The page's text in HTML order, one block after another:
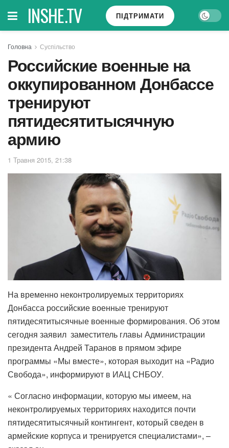
INSHE.TV ПІДТРИМАТИ
Головна Суспільство
Российские военные на
оккупированном Донбассе
тренируют
пятидесятитысячную
армию
1 Травня 2015, 21:38
На временно неконтролируемых территориях
Донбасса российские военные тренируют
пятидесятитысячные военные формирования. Об этом
сегодня заявил заместитель главы Администрации
президента Андрей Таранов в прямом эфире
программы «Мы вместе», которая выходит на «Радио
Свобода», информируют в ИАЦ СНБОУ.
« Согласно информации, которую мы имеем, на
неконтролируемых территориях находится почти
пятидесятитысячный контингент, который сведен в
армейские корпуса и тренируется специалистами», –